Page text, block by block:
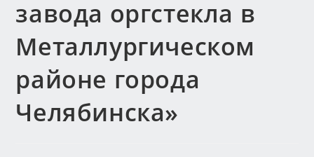
завода оргстекла в
Металлургическом
районе города
Челябинска»